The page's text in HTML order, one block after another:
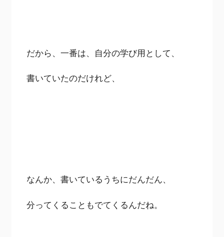
だから、一番は、自分の学び用として、
書いていたのだけれど、
なんか、書いているうちにだんだん、
分ってくることもでてくるんだね。